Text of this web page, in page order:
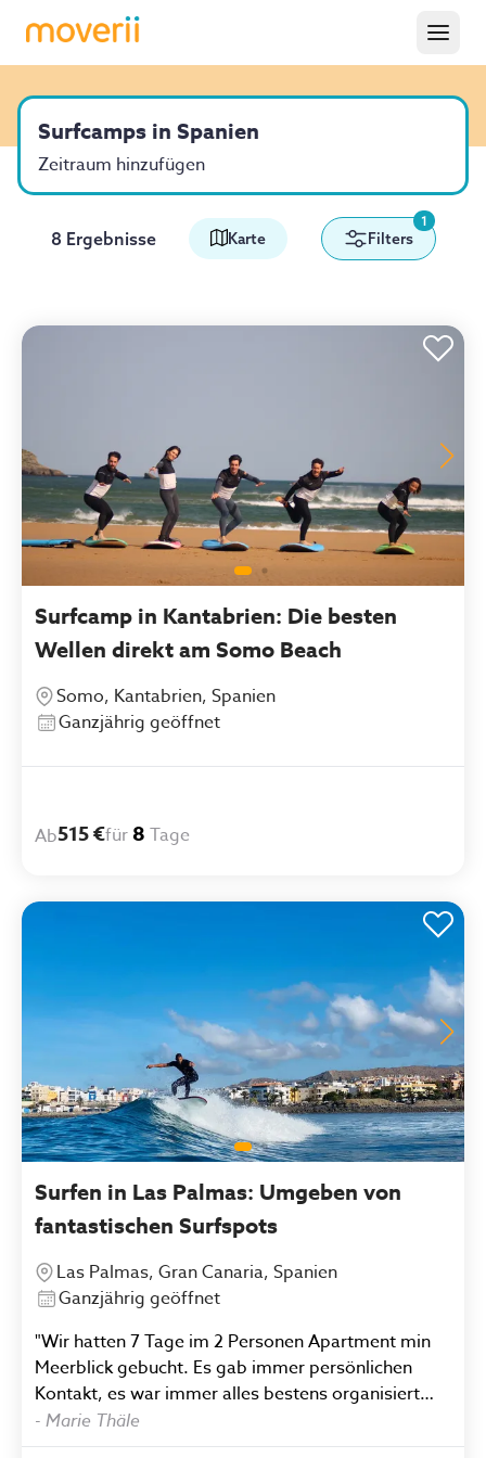
Surfcamps in Spanien
Zeitraum hinzufügen
8 Ergebnisse Karte
1
Filters
Surfcamp in Kantabrien: Die besten
Wellen direkt am Somo Beach
Somo, Kantabrien, Spanien
Ganzjährig geöffnet
Ab515 €für 8 Tage
Surfen in Las Palmas: Umgeben von
fantastischen Surfspots
Las Palmas, Gran Canaria, Spanien
Ganzjährig geöffnet
"Wir hatten 7 Tage im 2 Personen Apartment min
Meerblick gebucht. Es gab immer persönlichen
Kontakt, es war immer alles bestens organisiert
und das Apartment war perfekt, sowohl vob Lage
als auch Ausstattung. Die Surfeinheiten waren
- Marie Thäle